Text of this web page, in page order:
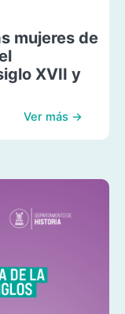
mujeres de
XVII y
Ver más →